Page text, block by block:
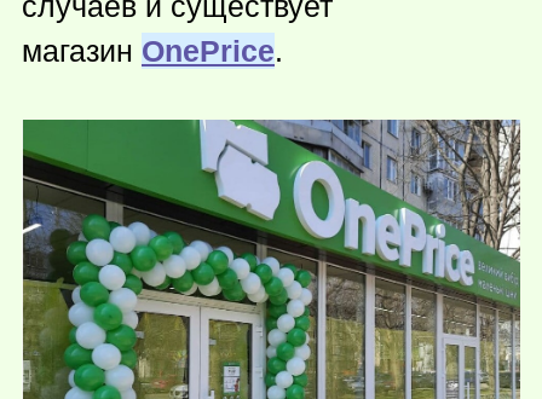
магазин OnePrice.